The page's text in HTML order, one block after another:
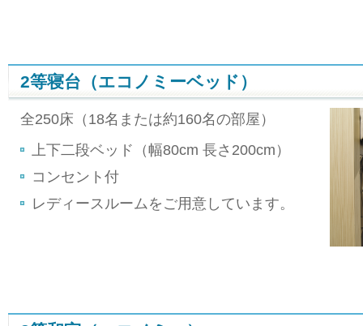
2等寝台（エコノミーベッド）
全250床（18名または約160名の部屋）
上下二段ベッド（幅80cm 長さ200cm）
コンセント付
レディースルームをご用意しています。